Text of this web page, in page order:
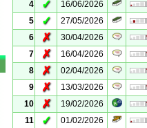
4
✓ 16/06/2026
5
✓ 27/05/2026
6
✗ 30/04/2026
7
✗ 16/04/2026
8
✗ 02/04/2026
9
✗ 13/03/2026
10
✗ 19/02/2026
11
✓ 01/02/2026